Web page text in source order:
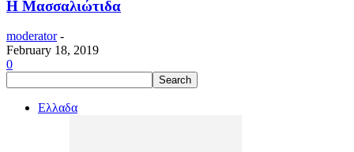
Η Μασσαλιώτιδα
moderator -
February 18, 2019
0
Ελλαδα